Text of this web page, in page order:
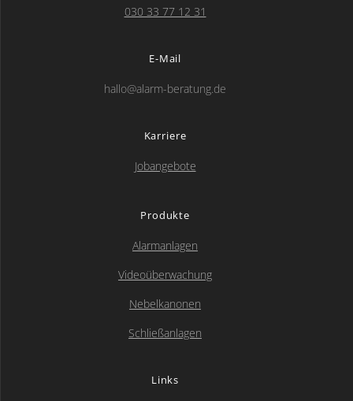
030 33 77 12 31
E-Mail
hallo@alarm-beratung.de
Karriere
Jobangebote
Produkte
Alarmanlagen
Videoüberwachung
Nebelkanonen
Schließanlagen
Links